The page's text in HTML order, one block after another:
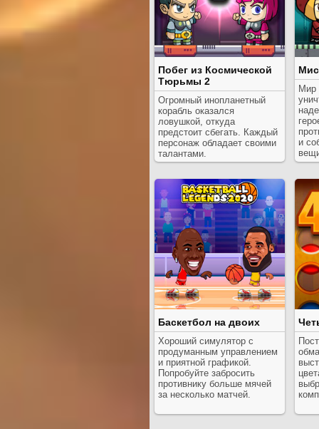
Побег из Космической
Тюрьмы 2
Огромный инопланетный
корабль оказался
ловушкой, откуда
предстоит сбегать. Каждый
персонаж обладает своими
талантами.
Мир
и
Баскетбол на двоих
Хороший симулятор с
продуманным управлением
и приятной графикой.
Попробуйте забросить
противнику больше мячей
за несколько матчей.